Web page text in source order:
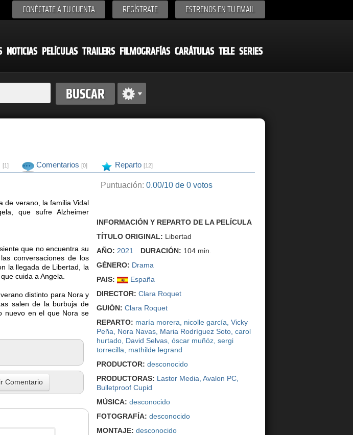
CONÉCTATE A TU CUENTA REGÍSTRATE ESTRENOS EN TU EMAIL
NOTICIAS PELÍCULAS TRAILERS FILMOGRAFÍAS CARÁTULAS TELE SERIES
[1] Comentarios [0] Reparto [12]
de verano, la familia Vidal
que sufre Alzheimer
que no encuentra su
conversaciones de los
la llegada de Libertad, la
cuida a Angela.
distinto para Nora y
salen de la burbuja de
nuevo en el que Nora se
Comentario
Puntuación: 0.00/10 de 0 votos
INFORMACIÓN Y REPARTO DE LA PELÍCULA
TÍTULO ORIGINAL: Libertad
AÑO: 2021 DURACIÓN: 104 min.
GÉNERO: Drama
PAIS:
España
DIRECTOR: Clara Roquet
GUIÓN: Clara Roquet
REPARTO: maría morera, nicolle garcía, Vicky
Peña
Nora Navas Maria Rodríguez Soto , carol
hurtado, David Selvas , óscar muñóz, sergi
torrecilla, mathilde legrand
PRODUCTOR: desconocido
PRODUCTORAS: Lastor Media Avalon PC
Bulletproof Cupid
MÚSICA: desconocido
FOTOGRAFÍA: desconocido
MONTAJE: desconocido